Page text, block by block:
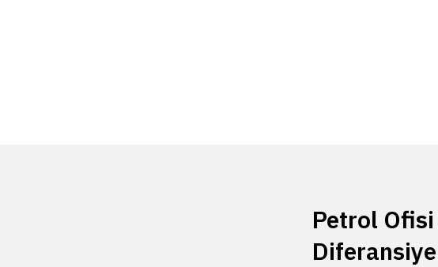
Petrol Ofisi